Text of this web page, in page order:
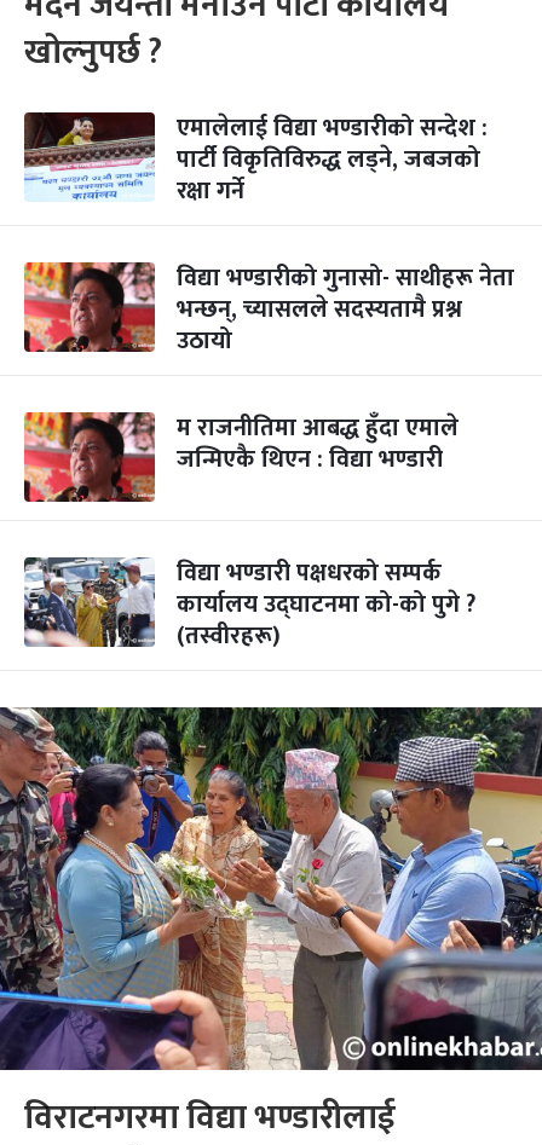
खोल्नुपर्छ ?
एमालेलाई विद्या भण्डारीको सन्देश :
पार्टी विकृतिविरुद्ध लड्ने, जबजको
रक्षा गर्ने
विद्या भण्डारीको गुनासो- साथीहरू नेता
भन्छन्, च्यासलले सदस्यतामै प्रश्न
उठायो
म राजनीतिमा आबद्ध हुँदा एमाले
जन्मिएकै थिएन : विद्या भण्डारी
विद्या भण्डारी पक्षधरको सम्पर्क
कार्यालय उद्घाटनमा को-को पुगे ?
(तस्वीरहरू)
विराटनगरमा विद्या भण्डारीलाई